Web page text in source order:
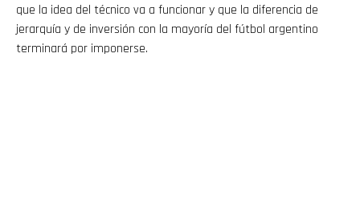
que la idea del técnico va a funcionar y que la diferencia de
jerarquía y de inversión con la mayoría del fútbol argentino
terminará por imponerse.